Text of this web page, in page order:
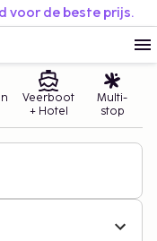
voor de beste prijs.
Veerboot
+ Hotel
Multi-
stop